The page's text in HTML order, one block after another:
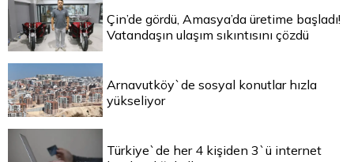
Çin’de gördü, Amasya’da üretime başladı!
Vatandaşın ulaşım sıkıntısını çözdü
Arnavutköy`de sosyal konutlar hızla
yükseliyor
Türkiye`de her 4 kişiden 3`ü internet